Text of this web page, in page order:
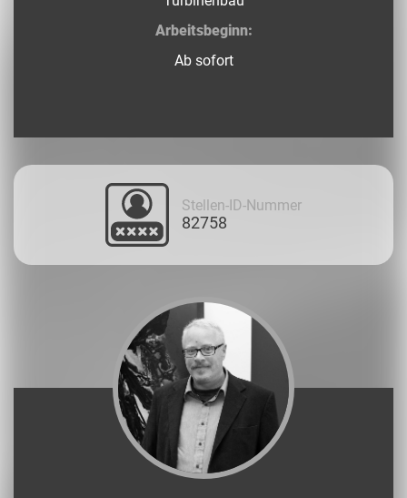
Arbeitsbeginn:
Ab sofort
Stellen-ID-Nummer
82758